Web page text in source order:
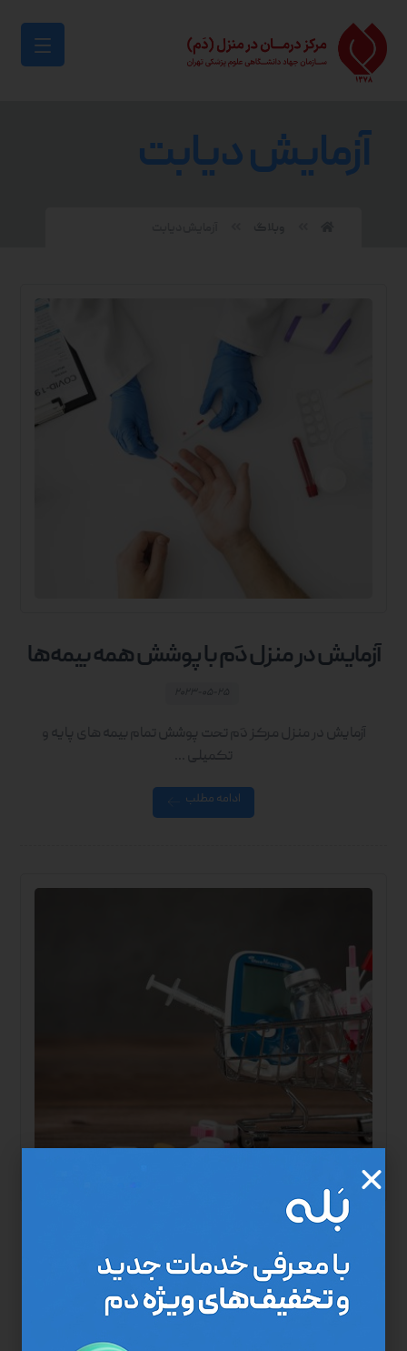
آزمایش دیابت
آزمایش در منزل دَم با پوشش همه بیمه‌ها
آزمایش در منزل مرکز دَم تحت پوشش تمام بیمه های پایه و
تکمیلی ...
ادامه مطلب
وجود بیش از 8 میلیون دیابتی در ایران